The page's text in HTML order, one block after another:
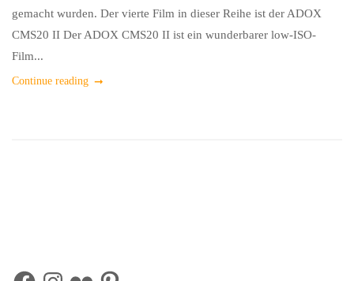
gemacht wurden. Der vierte Film in dieser Reihe ist der ADOX
CMS20 II Der ADOX CMS20 II ist ein wunderbarer low-ISO-
Film...
Continue reading
FacebookInstagram
Flickr Pinterest